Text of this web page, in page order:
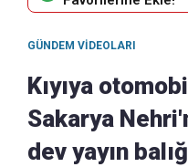
GÜNDEM VIDEOLARI
Kıyıya
Sakarya
dev yayın